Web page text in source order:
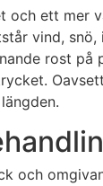
ett
vind,
rost
och